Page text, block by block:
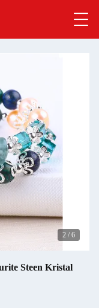
2 / 6
Steen Kristal